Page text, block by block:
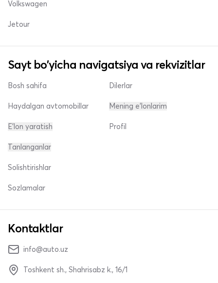
Volkswagen
Jetour
Sayt bo'yicha navigatsiya va rekvizitlar
Bosh sahifa
Haydalgan avtomobillar
E'lon yaratish
Dilerlar
Mening e'lonlarim
Profil
Tanlanganlar
Solishtirishlar
Sozlamalar
Kontaktlar
info@auto.uz
Toshkent sh., Shahrisabz k., 16/1